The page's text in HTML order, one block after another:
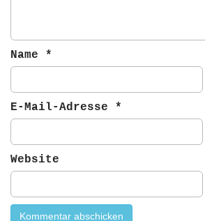
Name *
E-Mail-Adresse *
Website